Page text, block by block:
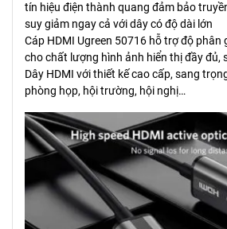
tín hiệu điện thành quang đảm bảo
suy giảm ngay cả với dây có độ dài lớn
Cáp HDMI Ugreen 50716 hỗ trợ độ
cho chất lượng hình ảnh hiển thị đầy đủ,
Dây HDMI với thiết kế cao cấp, sang
phòng họp, hội trường, hội nghị…